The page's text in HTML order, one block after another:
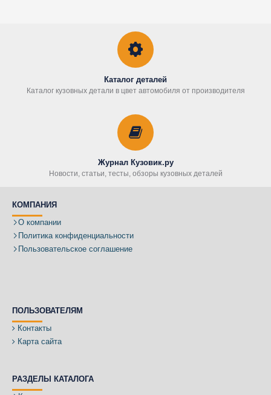
Каталог деталей
Каталог кузовных детали в цвет автомобиля от производителя
Журнал Кузовик.ру
Новости, статьи, тесты, обзоры кузовных деталей
КОМПАНИЯ
О компании
Политика конфиденциальности
Пользовательское соглашение
ПОЛЬЗОВАТЕЛЯМ
Контакты
Карта сайта
РАЗДЕЛЫ КАТАЛОГА